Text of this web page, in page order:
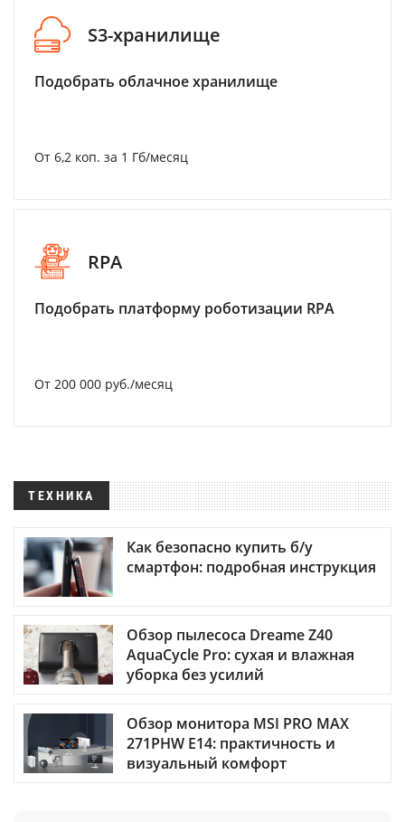
S3-хранилище
Подобрать облачное хранилище
От 6,2 коп. за 1 Гб/месяц
RPA
Подобрать платформу роботизации RPA
От 200 000 руб./месяц
ТЕХНИКА
Как безопасно купить б/у
смартфон: подробная инструкция
Обзор пылесоса Dreame Z40
AquaCycle Pro: сухая и влажная
уборка без усилий
Обзор монитора MSI PRO MAX
271PHW E14: практичность и
визуальный комфорт